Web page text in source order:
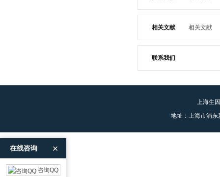
常见问题
案例 常
案例 常
相关文献
相关文献
联系我们
上海生
地址：上海市浦
在线咨询
咨询QQ